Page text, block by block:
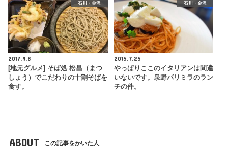
石川・金沢
2017.9.8
[地元グルメ] そば処 松昌（まつ
しょう）でこだわりの十割そばを
食す。
石川・金沢
2015.7.25
やっぱりここのイタリアンは間違
いないです。泉野パリミラのラン
チの件。
ABOUT この記事をかいた人